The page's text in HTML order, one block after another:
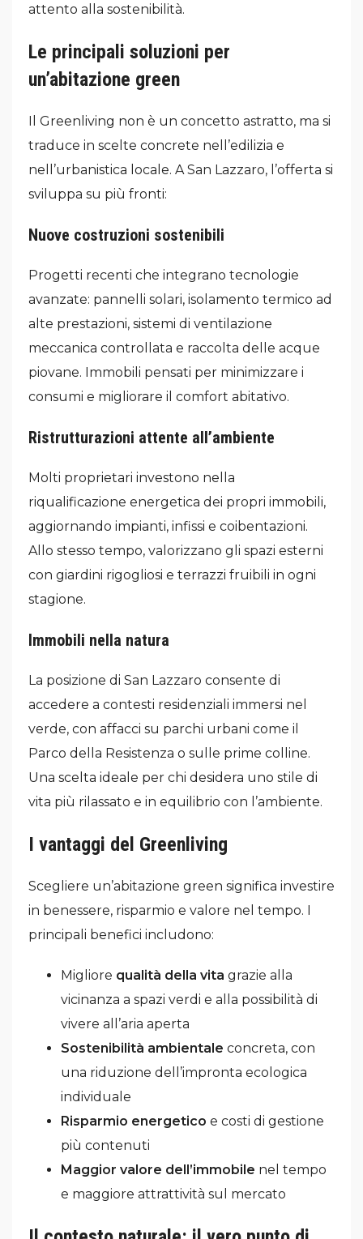
attento alla sostenibilità.
Le principali soluzioni per
un’abitazione green
Il Greenliving non è un concetto astratto, ma si
traduce in scelte concrete nell’edilizia e
nell’urbanistica locale. A San Lazzaro, l’offerta si
sviluppa su più fronti:
Nuove costruzioni sostenibili
Progetti recenti che integrano tecnologie
avanzate: pannelli solari, isolamento termico ad
alte prestazioni, sistemi di ventilazione
meccanica controllata e raccolta delle acque
piovane. Immobili pensati per minimizzare i
consumi e migliorare il comfort abitativo.
Ristrutturazioni attente all’ambiente
Molti proprietari investono nella
riqualificazione energetica dei propri immobili,
aggiornando impianti, infissi e coibentazioni.
Allo stesso tempo, valorizzano gli spazi esterni
con giardini rigogliosi e terrazzi fruibili in ogni
stagione.
Immobili nella natura
La posizione di San Lazzaro consente di
accedere a contesti residenziali immersi nel
verde, con affacci su parchi urbani come il
Parco della Resistenza o sulle prime colline.
Una scelta ideale per chi desidera uno stile di
vita più rilassato e in equilibrio con l’ambiente.
I vantaggi del Greenliving
Scegliere un’abitazione green significa investire
in benessere, risparmio e valore nel tempo. I
principali benefici includono:
Migliore qualità della vita grazie alla
vicinanza a spazi verdi e alla possibilità di
vivere all’aria aperta
Sostenibilità ambientale concreta, con
una riduzione dell’impronta ecologica
individuale
Risparmio energetico e costi di gestione
più contenuti
Maggior valore dell’immobile nel tempo
e maggiore attrattività sul mercato